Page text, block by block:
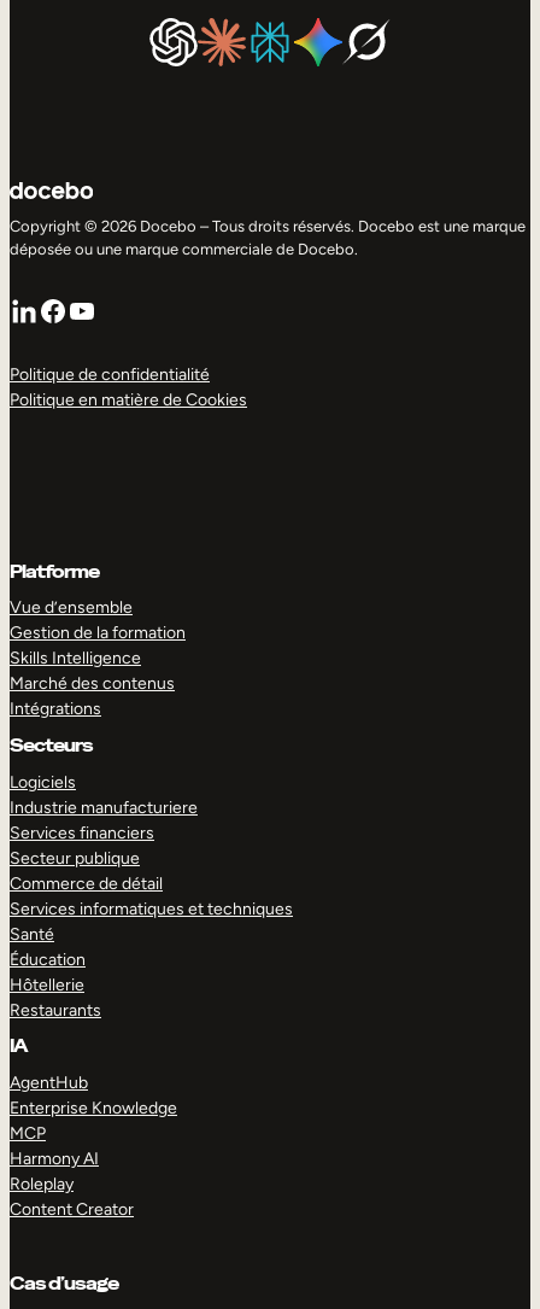
Copyright © 2026 Docebo – Tous droits réservés. Docebo est une marque
déposée ou une marque commerciale de Docebo.
LinkedIn
Facebook
YouTube
Politique de confidentialité
Politique en matière de Cookies
Platforme
Vue d’ensemble
Gestion de la formation
Skills Intelligence
Marché des contenus
Intégrations
Secteurs
Logiciels
Industrie manufacturiere
Services financiers
Secteur publique
Commerce de détail
Services informatiques et techniques
Santé
Éducation
Hôtellerie
Restaurants
IA
AgentHub
Enterprise Knowledge
MCP
Harmony AI
Roleplay
Content Creator
Cas d’usage